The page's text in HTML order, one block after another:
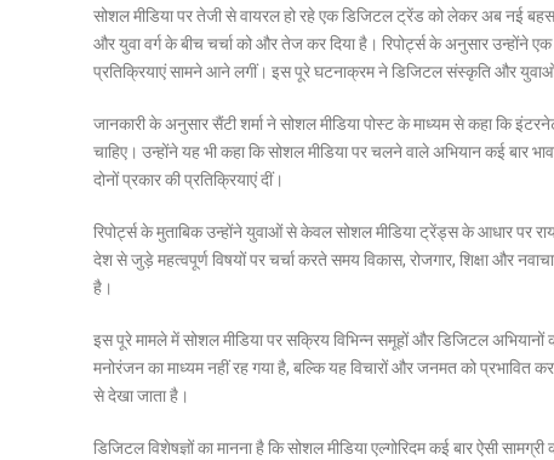
सोशल मीडिया पर तेजी से वायरल हो रहे एक डिजिटल ट्रेंड को लेकर अब नई
और युवा वर्ग के बीच चर्चा को और तेज कर दिया है। रिपोर्ट्स के अनुसार
प्रतिक्रियाएं सामने आने लगीं। इस पूरे घटनाक्रम ने डिजिटल संस्कृति और
जानकारी के अनुसार सैंटी शर्मा ने सोशल मीडिया पोस्ट के माध्यम से कहा कि
चाहिए। उन्होंने यह भी कहा कि सोशल मीडिया पर चलने वाले अभियान कई बार
दोनों प्रकार की प्रतिक्रियाएं दीं।
रिपोर्ट्स के मुताबिक उन्होंने युवाओं से केवल सोशल मीडिया ट्रेंड्स के आधार पर
देश से जुड़े महत्वपूर्ण विषयों पर चर्चा करते समय विकास, रोजगार, शिक्षा और
है।
इस पूरे मामले में सोशल मीडिया पर सक्रिय विभिन्न समूहों और डिजिटल
मनोरंजन का माध्यम नहीं रह गया है, बल्कि यह विचारों और जनमत को
से देखा जाता है।
डिजिटल विशेषज्ञों का मानना है कि सोशल मीडिया एल्गोरिदम कई बार ऐसी